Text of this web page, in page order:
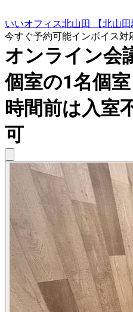
いいオフィス北山田 【北山
今すぐ予約可能インボイス対
オンライン会
個室の1名個
時間前は入室
可